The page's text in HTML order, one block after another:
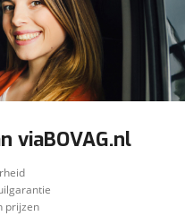
viaBOVAG.nl
prijzen